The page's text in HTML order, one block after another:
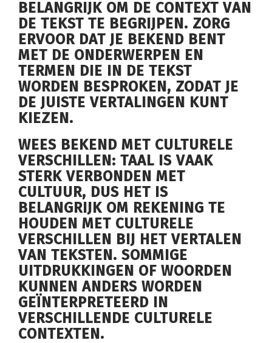
BELANGRIJK OM DE CONTEXT VAN
DE TEKST TE BEGRIJPEN. ZORG
ERVOOR DAT JE BEKEND BENT
MET DE ONDERWERPEN EN
TERMEN DIE IN DE TEKST
WORDEN BESPROKEN, ZODAT JE
DE JUISTE VERTALINGEN KUNT
KIEZEN.
WEES BEKEND MET CULTURELE
VERSCHILLEN: TAAL IS VAAK
STERK VERBONDEN MET
CULTUUR, DUS HET IS
BELANGRIJK OM REKENING TE
HOUDEN MET CULTURELE
VERSCHILLEN BIJ HET VERTALEN
VAN TEKSTEN. SOMMIGE
UITDRUKKINGEN OF WOORDEN
KUNNEN ANDERS WORDEN
GEÏNTERPRETEERD IN
VERSCHILLENDE CULTURELE
CONTEXTEN.